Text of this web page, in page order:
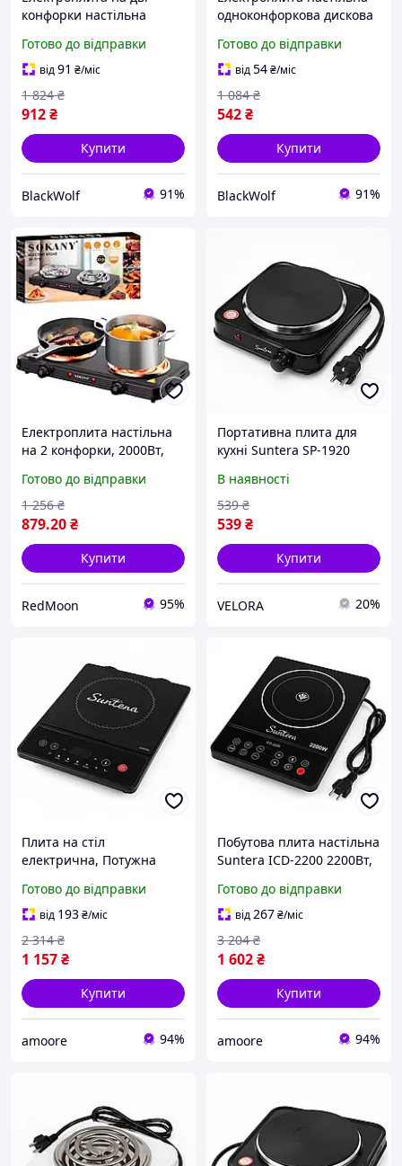
конфорки настільна
від мережі з 5 режимами
роботи
Готово до відправки
від91 ₴/міс
912₴
1 824 ₴
Купити
BlackWolf 91%
одноконфоркова дискова
мережі з чавунним
нагрівачем BLK-660
Готово до відправки
від54₴/міс
542₴
1 084 ₴
Купити
BlackWolf 91%
Електроплита настільна
на 2 конфорки, 2000Вт,
5110 / Плита настільна
Готово до відправки
879.20₴
1 256 ₴
Купити
RedMoon 95%
Портативна плита для
кухні Suntera SP-1920
портативна електро ZD-
35
В наявності
539₴
539 ₴
Купити
VELORA 20%
Плита на стіл
електрична, Потужна
Міні електрична плита
Комфорка CR-98
Готово до відправки
від 193₴/міс
1 157₴
2 314 ₴
Купити
amoore 94%
Побутова плита настільна
Suntera ICD-2200 2200Вт,
приготування DU-47
Готово до відправки
від267₴/міс
1 602₴
3 204 ₴
Купити
amoore 94%